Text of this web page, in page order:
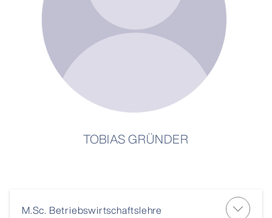
TOBIAS GRÜNDER
M.Sc. Betriebswirtschaftslehre